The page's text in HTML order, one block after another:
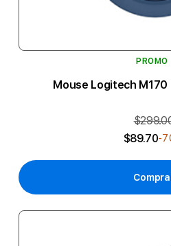
PROMO
Mouse Logitech M170
$89.70-